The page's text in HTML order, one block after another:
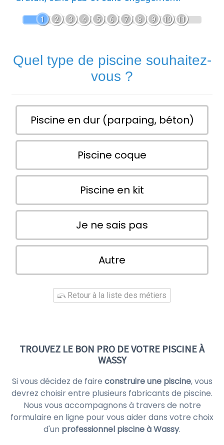
1 2 3 4 5 6 7 8 9 10 11
Quel type de piscine souhaitez-
vous ?
Piscine en dur (parpaing, béton)
Piscine coque
Piscine en kit
Je ne sais pas
Autre
Retour à la liste des métiers
TROUVEZ LE BON PRO DE VOTRE PISCINE À
WASSY
Si vous décidez de faire construire une piscine, vous
devrez choisir entre plusieurs fabricants de piscine.
Nous vous accompagnons à travers de notre
formulaire en ligne pour vous aider dans votre choix
d'un professionnel piscine à Wassy.